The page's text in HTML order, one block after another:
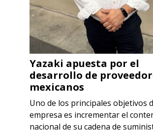
Yazaki apuesta por el
desarrollo de
mexicanos
Uno de los principales objetivos
empresa es incrementar el
nacional de su cadena de